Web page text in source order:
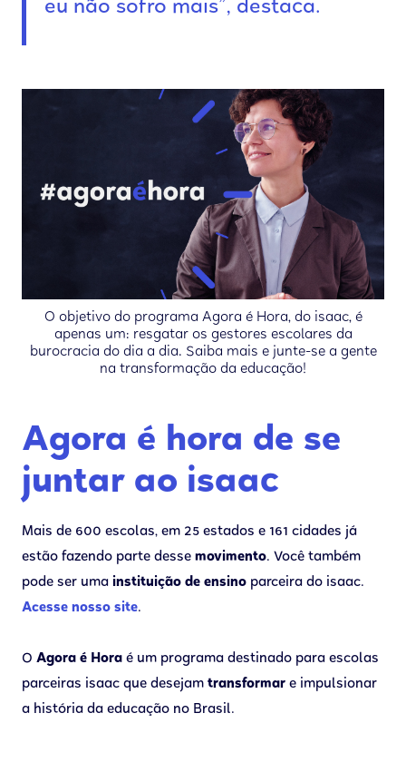
eu não sofro mais”, destaca.
O objetivo do programa Agora é Hora, do isaac, é
apenas um: resgatar os gestores escolares da
burocracia do dia a dia. Saiba mais e junte-se a gente
na transformação da educação!
Agora é hora de se
juntar ao isaac
Mais de 600 escolas, em 25 estados e 161 cidades já
estão fazendo parte desse movimento. Você também
pode ser uma instituição de ensino parceira do isaac.
Acesse nosso site.
O Agora é Hora é um programa destinado para escolas
parceiras isaac que desejam transformar e impulsionar
a história da educação no Brasil.